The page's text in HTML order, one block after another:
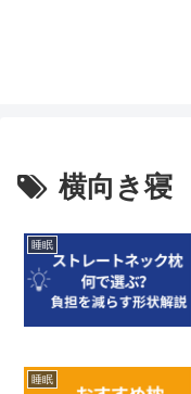
横向き寝
睡眠
睡眠